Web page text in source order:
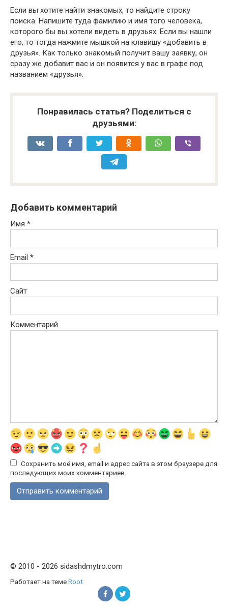
Если вы хотите найти знакомых, то найдите строку
поиска. Напишите туда фамилию и имя того человека,
которого бы вы хотели видеть в друзьях. Если вы нашли
его, то тогда нажмите мышкой на клавишу «добавить в
друзья». Как только знакомый получит вашу заявку, он
сразу же добавит вас и он появится у вас в графе под
названием «друзья».
Понравилась статья? Поделиться с
друзьями:
Добавить комментарий
Имя *
Email *
Сайт
Комментарий
Сохранить моё имя, email и адрес сайта в этом браузере для
последующих моих комментариев.
© 2010 - 2026 sidashdmytro.com
Работает на темеRoot